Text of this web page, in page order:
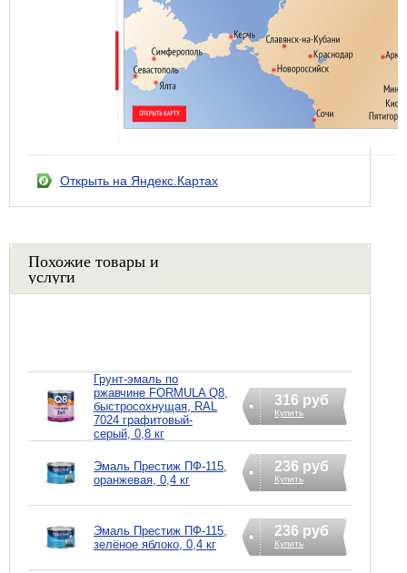
Открыть на Яндекс.Картах
Похожие товары и
услуги
Грунт-эмаль по
ржавчине FORMULA Q8,
быстросохнущая, RAL
7024 графитовый-
серый, 0,8 кг
316 руб
Купить
Эмаль Престиж ПФ-115,
оранжевая, 0,4 кг
236 руб
Купить
Эмаль Престиж ПФ-115,
зелёное яблоко, 0,4 кг
236 руб
Купить